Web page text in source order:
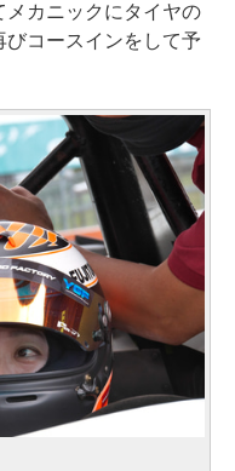
カニックにタイヤの
コースインをして予